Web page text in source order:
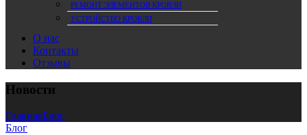
РЕМОНТ ЭЛЕМЕНТОВ КРОВЛИ
УСТРОЙСТВО КРОВЛИ
О нас
Контакты
Отзывы
Новости
ГлавнаяБлог
Блог